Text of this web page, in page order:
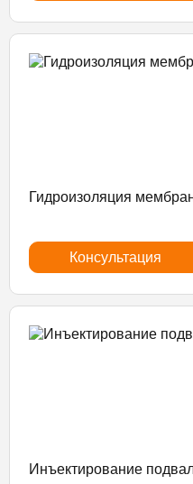
Гидроизоляция
Консультация
Инъектирование